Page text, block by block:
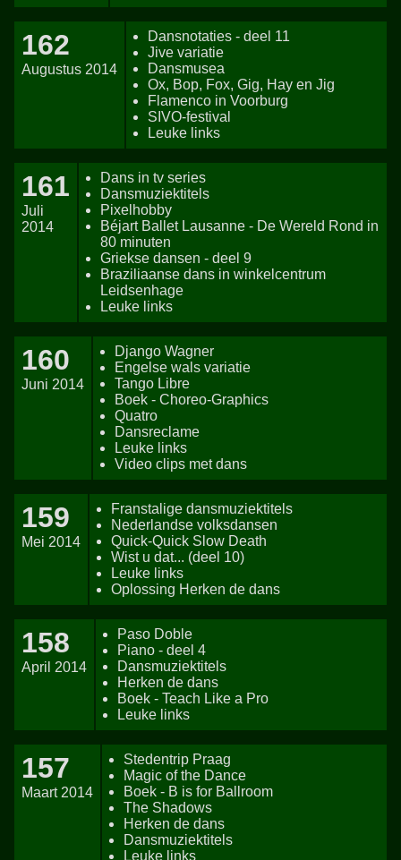
162
Augustus 2014
Dansnotaties - deel 11
Jive variatie
Dansmusea
Ox, Bop, Fox, Gig, Hay en Jig
Flamenco in Voorburg
SIVO-festival
Leuke links
161
Juli
2014
Dans in tv series
Dansmuziektitels
Pixelhobby
Béjart Ballet Lausanne - De Wereld Rond in
80 minuten
Griekse dansen - deel 9
Braziliaanse dans in winkelcentrum
Leidsenhage
Leuke links
160
Juni 2014
Django Wagner
Engelse wals variatie
Tango Libre
Boek - Choreo-Graphics
Quatro
Dansreclame
Leuke links
Video clips met dans
159
Mei 2014
Franstalige dansmuziektitels
Nederlandse volksdansen
Quick-Quick Slow Death
Wist u dat... (deel 10)
Leuke links
Oplossing Herken de dans
158
April 2014
Paso Doble
Piano - deel 4
Dansmuziektitels
Herken de dans
Boek - Teach Like a Pro
Leuke links
157
Maart 2014
Stedentrip Praag
Magic of the Dance
Boek - B is for Ballroom
The Shadows
Herken de dans
Dansmuziektitels
Leuke links